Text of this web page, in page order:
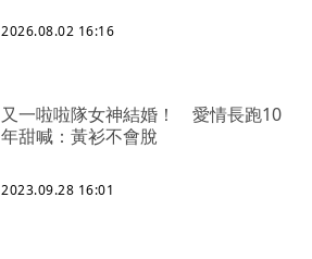
2026.08.02 16:16
又一啦啦隊女神結婚！ 愛情長跑10
年甜喊：黃衫不會脫
2023.09.28 16:01